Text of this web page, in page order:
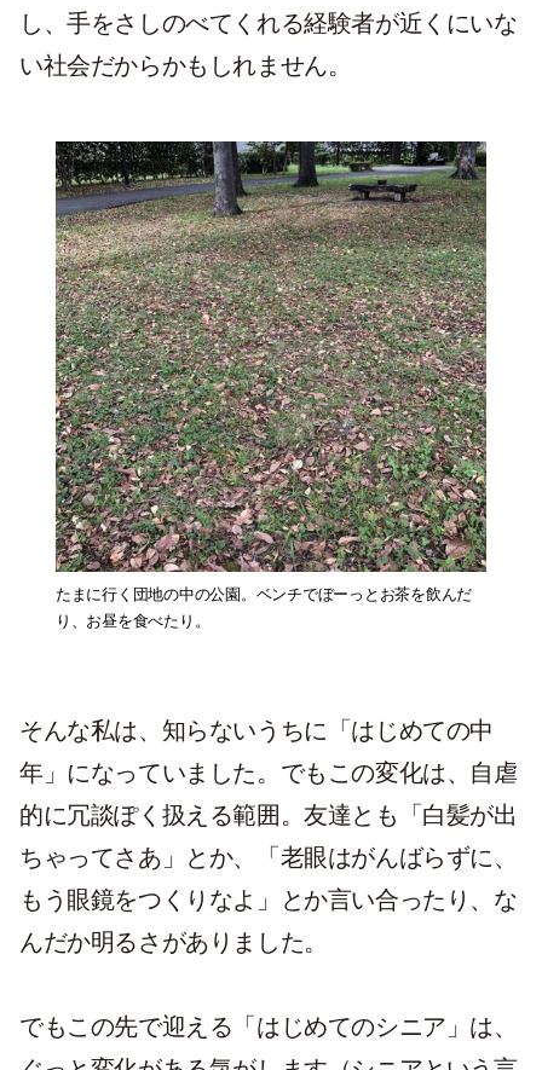
し、手をさしのべてくれる経験者が近くにいな
い社会だからかもしれません。
たまに行く団地の中の公園。ベンチでぼーっとお茶を飲んだ
り、お昼を食べたり。
そんな私は、知らないうちに「はじめての中
年」になっていました。でもこの変化は、自虐
的に冗談ぽく扱える範囲。友達とも「白髪が出
ちゃってさあ」とか、「老眼はがんばらずに、
もう眼鏡をつくりなよ」とか言い合ったり、な
んだか明るさがありました。
でもこの先で迎える「はじめてのシニア」は、